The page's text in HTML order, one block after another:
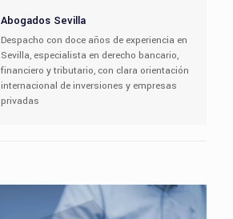
Abogados Sevilla
Despacho con doce años de experiencia en
Sevilla, especialista en derecho bancario,
financiero y tributario, con clara orientación
internacional de inversiones y empresas
privadas